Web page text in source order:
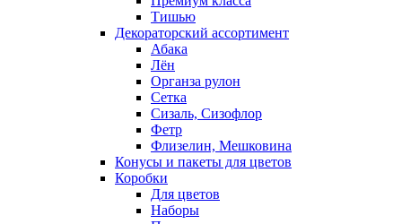
Тишью
Декораторский ассортимент
Абака
Лён
Органза рулон
Сетка
Сизаль, Сизофлор
Фетр
Флизелин, Мешковина
Конусы и пакеты для цветов
Коробки
Для цветов
Наборы